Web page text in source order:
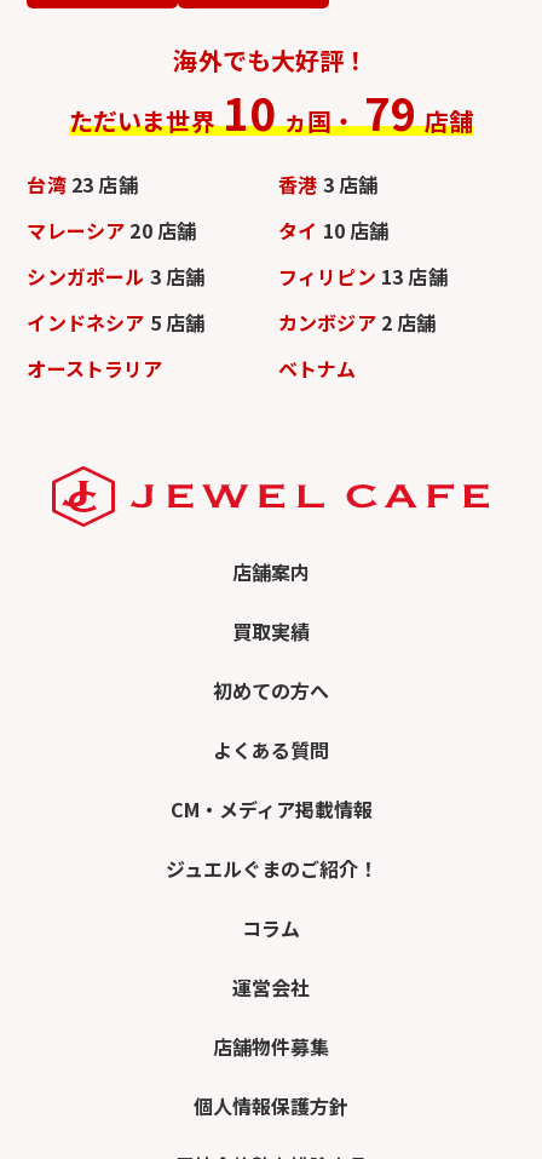
海外でも大好評！
ただいま世界 10 ヵ国・ 79 店舗
台湾 23 店舗 香港 3 店舗
マレーシア 20 店舗 タイ 10 店舗
シンガポール 3 店舗 フィリピン 13 店舗
インドネシア 5 店舗 カンボジア 2 店舗
オーストラリア
ベトナム
店舗案内
買取実績
初めての方へ
よくある質問
CM・メディア掲載情報
ジュエルぐまのご紹介！
コラム
運営会社
店舗物件募集
個人情報保護方針